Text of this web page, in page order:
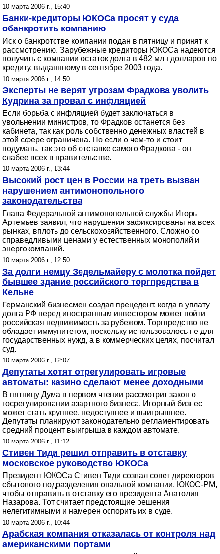
10 марта 2006 г., 15:40
Банки-кредиторы ЮКОСа просят у суда
обанкротить компанию
Иск о банкротстве компании подан в пятницу и принят к
рассмотрению. Зарубежные кредиторы ЮКОСа надеются
получить с компании остаток долга в 482 млн долларов по
кредиту, выданнному в сентябре 2003 года.
10 марта 2006 г., 14:50
Эксперты не верят угрозам Фрадкова уволить
Кудрина за провал с инфляцией
Если борьба с инфляцией будет заключаться в
увольнении министров, то Фрадков останется без
кабинета, так как роль собственно денежных властей в
этой сфере ограничена. Но если о чем-то и стоит
подумать, так это об отставке самого Фрадкова - он
слабее всех в правительстве.
10 марта 2006 г., 13:44
Высокий рост цен в России на треть вызван
нарушением антимонопольного
законодательства
Глава Федеральной антимонопольной службы Игорь
Артемьев заявил, что нарушения зафиксированы на всех
рынках, вплоть до сельскохозяйственного. Сложно со
справедливыми ценами у естественных монополий и
энергокомпаний.
10 марта 2006 г., 12:50
За долги немцу Зедельмайеру с молотка пойдет
бывшее здание российского торгпредства в
Кельне
Германский бизнесмен создал прецедент, когда в уплату
долга РФ перед иностранным инвестором может пойти
российская недвижимость за рубежом. Торгпредство не
обладает иммунитетом, поскольку использовалось не для
государственных нужд, а в коммерческих целях, посчитал
суд.
10 марта 2006 г., 12:07
Депутаты хотят отрегулировать игровые
автоматы: казино сделают менее доходными
В пятницу Дума в первом чтении рассмотрит закон о
госрегулировании азартного бизнеса. Игорный бизнес
может стать крупнее, недоступнее и выигрышнее.
Депутаты планируют законодательно регламентировать
средний процент выигрыша в каждом автомате.
10 марта 2006 г., 11:12
Стивен Тиди решил отправить в отставку
московское руководство ЮКОСа
Президент ЮКОСа Стивен Тиди созвал совет директоров
сбытового подразделения опальной компании, ЮКОС-РМ,
чтобы отправить в отставку его президента Анатолия
Назарова. Тот считает предстоящие решения
нелегитимными и намерен оспорить их в суде.
10 марта 2006 г., 10:44
Арабская компания отказалась от контроля над
американскими портами